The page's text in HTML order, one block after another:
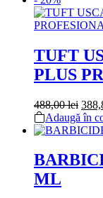
TUFT
PLUS
488,00lei
a
Adaugă în
ML